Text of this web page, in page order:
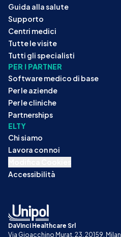
Guida alla salute
Supporto
Centri medici
Tutte le visite
Tutti gli specialisti
PER I PARTNER
Software medico di base
Per le aziende
Per le cliniche
Partnerships
ELTY
Chi siamo
Lavora con noi
Accessibilità
DaVinci Healthcare Srl
Via Gioacchino Murat, 23, 20159,